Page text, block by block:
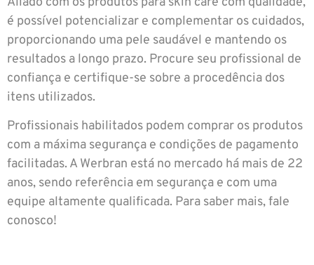
é possível potencializar e complementar os cuidados,
proporcionando uma pele saudável e mantendo os
resultados a longo prazo. Procure seu profissional de
confiança e certifique-se sobre a procedência dos
itens utilizados.
Profissionais habilitados podem comprar os produtos
com a máxima segurança e condições de pagamento
facilitadas. A Werbran está no mercado há mais de 22
anos, sendo referência em segurança e com uma
equipe altamente qualificada. Para saber mais, fale
conosco!